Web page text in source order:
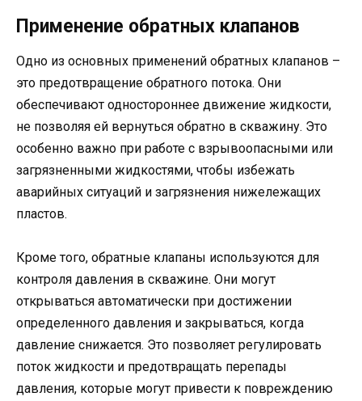
Применение обратных клапанов
Одно из основных применений обратных клапанов –
это предотвращение обратного потока. Они
обеспечивают одностороннее движение жидкости,
не позволяя ей вернуться обратно в скважину. Это
особенно важно при работе с взрывоопасными или
загрязненными жидкостями, чтобы избежать
аварийных ситуаций и загрязнения нижележащих
пластов.
Кроме того, обратные клапаны используются для
контроля давления в скважине. Они могут
открываться автоматически при достижении
определенного давления и закрываться, когда
давление снижается. Это позволяет регулировать
поток жидкости и предотвращать перепады
давления, которые могут привести к повреждению